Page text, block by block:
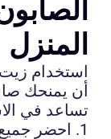
المنزل
استخدام
أن يمنحك
تساعد في
1. احضر